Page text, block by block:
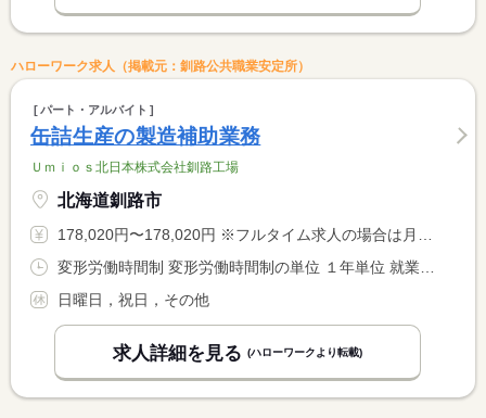
ハローワーク求人（掲載元：釧路公共職業安定所）
パート・アルバイト
缶詰生産の製造補助業務
Ｕｍｉｏｓ北日本株式会社釧路工場
北海道釧路市
178,020円〜178,020円 ※フルタイム求人の場合は月額（換算額）、パート求人の場合は時間額を表示しています。
変形労働時間制 変形労働時間制の単位 １年単位 就業時間１ 8時00分〜17時00分 就業時間に関する特記事項 生産工程により早出（７時３０分から）残業をする場合もあります <BR> （繁忙期の９月・１０月のみ）
日曜日，祝日，その他
求人詳細を見る (ハローワークより転載)